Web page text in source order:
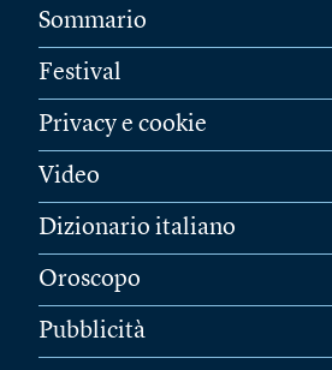
Sommario
Festival
Privacy e cookie
Video
Dizionario italiano
Oroscopo
Pubblicità